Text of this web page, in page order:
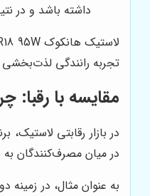
داشته باشد و در
تجربه رانندگی لذت‌بخشی
مقایسه با رقبا:
در بازار رقابتی
در میان مصرف‌کنندگان
به عنوان مثال، در زمینه